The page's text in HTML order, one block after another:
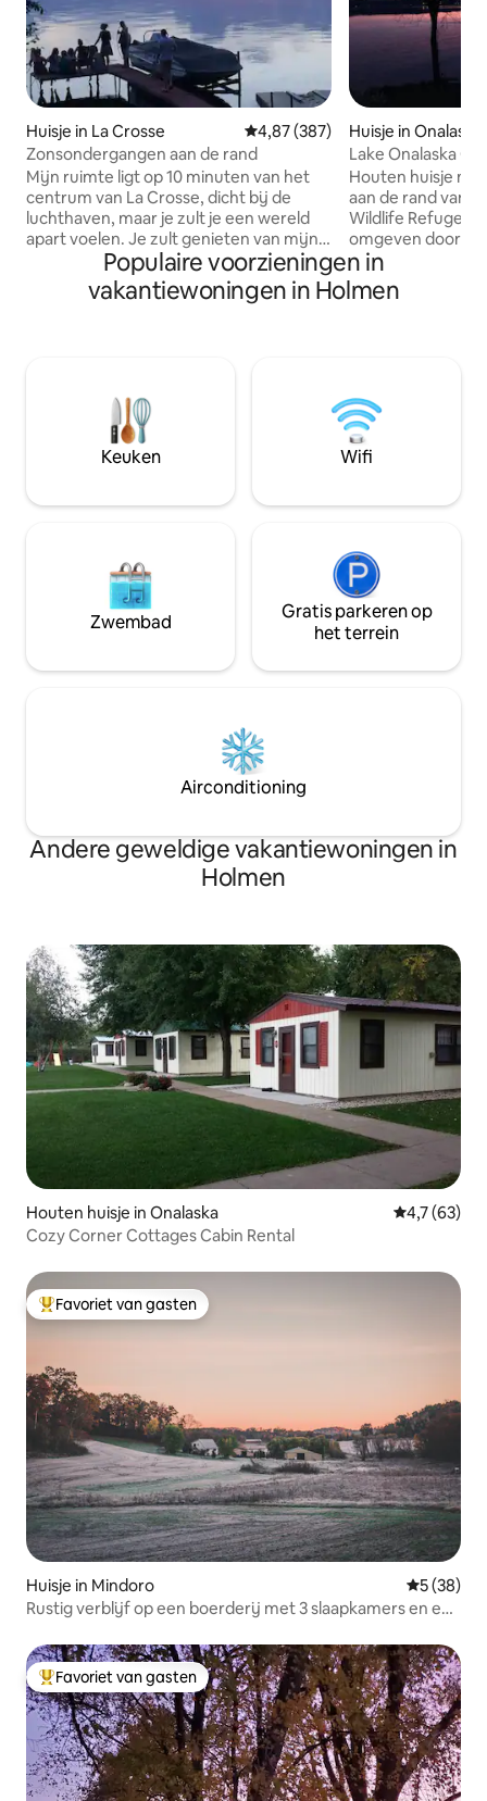
Huisje in La Crosse Gemiddelde beoordeling van
4,87 (387)
Zonsondergangen aan de rand
Mijn ruimte ligt op 10 minuten van het
centrum van La Crosse, dicht bij de
luchthaven, maar je zult je een wereld
apart voelen. Je zult genieten van mijn
plek vanwege de rust en stilte, maar
vooral HET UITZICHT. Alle moderne
gemakken van vaatwasser, magnetron,
of een solo-avonturier. Een volledige lijst
met voorzieningen is beschikbaar, maar
het is de moeite waard om hier te
vermelden dat er geen koffie wordt
ook kpods zijn te gebruiken.
Huisje in Onalaska
Lake Onalaska
Wildlife Refuge
Houten huisje
aan de rand van
Wildlife Refuge.
omgeven door
Onalaskameer
door
steenworp
accommodatie is
en wordt als
sinds de jaren
vakantiewoning.
speler *geen
Populaire voorzieningen in
vakantiewoningen in Holmen
Keuken Wifi
Zwembad
Gratis parkeren op
het terrein
Airconditioning
Andere geweldige vakantiewoningen in
Holmen
Houten huisje in Onalaska
4,7 (63)
Cozy Corner Cottages Cabin Rental
Topfavoriet van gasten
Favoriet van gasten
Huisje in Mindoro
5 (38)
Rustig verblijf op een boerderij met 3 slaapkamers en een
Topfavoriet van gasten
Favoriet van gasten